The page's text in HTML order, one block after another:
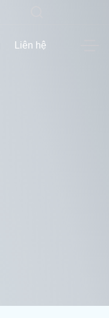
Liên hệ